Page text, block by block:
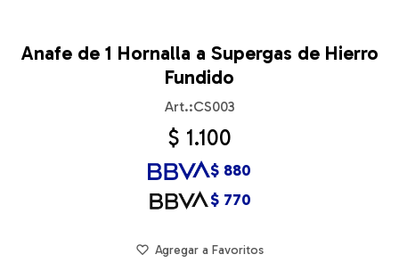
Anafe de 1 Hornalla a Supergas de Hierro
Fundido
CS003
$ 1.100
$ 770
$ 880